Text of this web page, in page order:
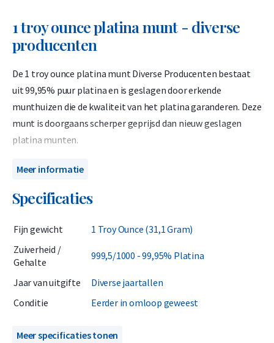
1 troy ounce platina munt - diverse
producenten
De 1 troy ounce platina munt Diverse Producenten bestaat
uit 99,95% puur platina en is geslagen door erkende
munthuizen die de kwaliteit van het platina garanderen. Deze
munt is doorgaans scherper geprijsd dan nieuw geslagen
platina munten.
Wanneer u dit product bestelt weet u van tevoren niet welke
van onze website zijn, maar het kan ook zo zijn dat u een
verkopen. Voorbeelden hiervan zijn speciale uitgiften,
munten met een specifiek thema of munten die in kleinere
oplagen geslagen worden.
Dit product is aantrekkelijk voor de belegger die 1 troy ounce
(31,103 gram) platina munten wil kopen voor de scherpste
welke munten hij of zij ontvangt.
Meer informatie
Specificaties
Fijn gewicht
1 Troy Ounce (31,1 Gram)
Zuiverheid /
Gehalte
999,5/1000 - 99,95% Platina
Jaar van uitgifte
Diverse jaartallen
Conditie
Eerder in omloop geweest
Meer specificaties tonen